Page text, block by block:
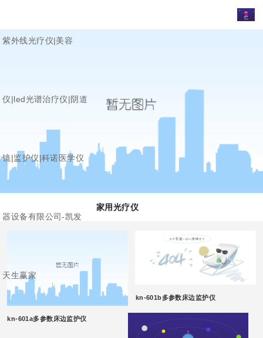
紫外线光疗仪|美容
仪|led光谱治疗仪|阴道
镜|监护仪|科诺医学仪
器设备有限公司-凯发
天生赢家
家用光疗仪
kn-601a多参数床边监护仪
kn-601b多参数床边监护仪